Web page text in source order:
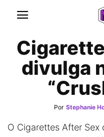
divulga
Por Stephanie
O Cigarettes After